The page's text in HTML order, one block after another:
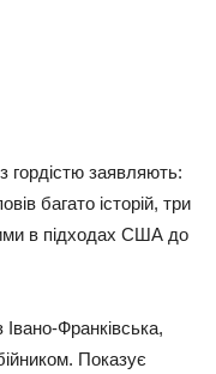
гордістю заявляють:
багато історій, три
в підходах США до
Франківська,
Показує